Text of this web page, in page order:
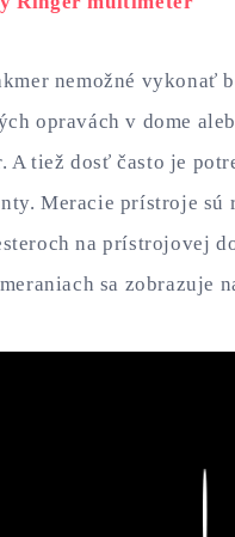
nemožné vykonať
opravách v dome
A tiež dosť často je
Meracie prístroje sú
na prístrojovej
sa zobrazuje